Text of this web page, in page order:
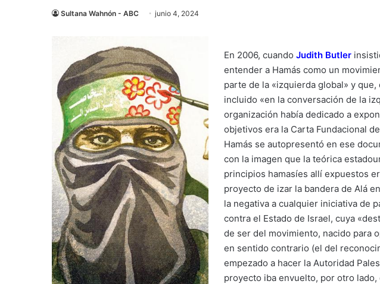
Sultana Wahnón - ABC junio 4, 2024
En 2006, cuando Judith Butler
entender a Hamás como un
parte de la «izquierda global» y
incluido «en la conversación de la
organización había dedicado a
objetivos era la Carta Fundacional
Hamás se autopresentó en ese
con la imagen que la teórica
principios hamasíes allí expuestos
proyecto de izar la bandera de Alá
la negativa a cualquier iniciativa de
contra el Estado de Israel, cuya
de ser del movimiento, nacido para
en sentido contrario (el del
empezado a hacer la Autoridad
proyecto iba envuelto, por otro